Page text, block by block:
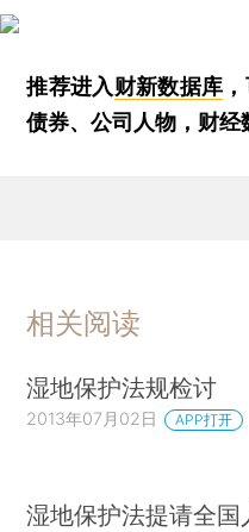
推荐进入财新数据库
债券、公司人物，财经
相关阅读
湿地保护法规检讨
2013年07月02日 APP打开
湿地保护法提请全国